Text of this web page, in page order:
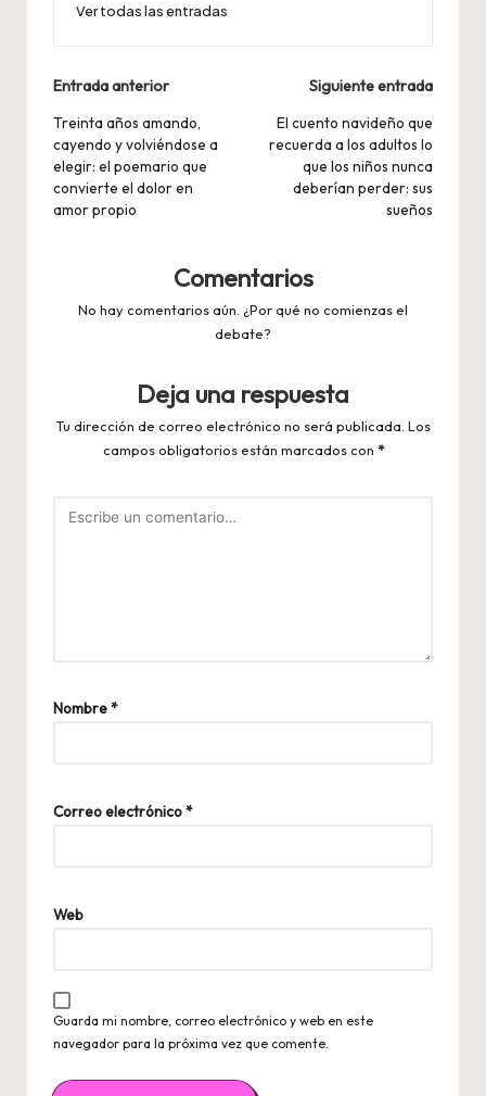
Ver todas las entradas
Navegación
de
entradas
Entrada anterior
Treinta años amando,
cayendo y volviéndose a
elegir: el poemario que
convierte el dolor en
amor propio
Siguiente entrada
El cuento navideño que
recuerda a los adultos lo
que los niños nunca
deberían perder: sus
sueños
Comentarios
No hay comentarios aún. ¿Por qué no comienzas el
debate?
Deja una respuesta
Tu dirección de correo electrónico no será publicada. Los
campos obligatorios están marcados con *
Nombre*
Correo electrónico*
Web
Guarda mi nombre, correo electrónico y web en este
navegador para la próxima vez que comente.